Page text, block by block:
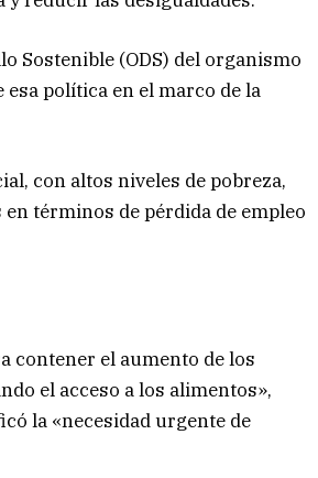
Sostenible (ODS) del organismo
política en el marco de la
con altos niveles de pobreza,
términos de pérdida de empleo
contener el aumento de los
el acceso a los alimentos»,
la «necesidad urgente de